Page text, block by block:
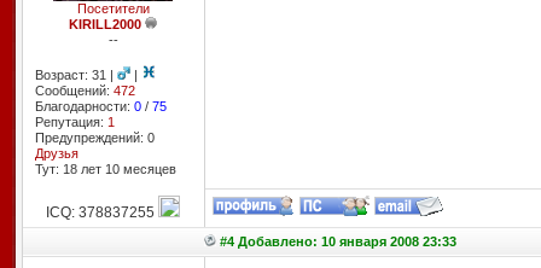
Посетители
KIRILL2000
--
Возраст: 31 |
|
Сообщений: 472
Благодарности: 0/ 75
Репутация: 1
Предупреждений: 0
Друзья
Тут: 18 лет 10 месяцев
ICQ: 378837255
#4 Добавлено: 10 января 2008 23:33